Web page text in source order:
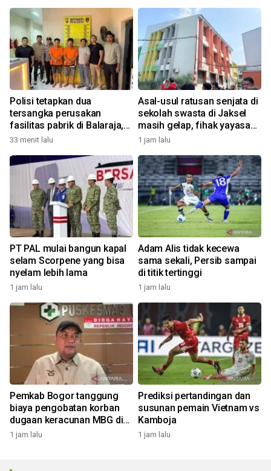
Polisi tetapkan dua
tersangka perusakan
fasilitas pabrik di Balaraja,
motifnya pun terkuak
33 menit lalu
Asal-usul ratusan senjata di
sekolah swasta di Jaksel
masih gelap, fihak yayasan
tak tahu
1 jam lalu
PT PAL mulai bangun kapal
selam Scorpene yang bisa
nyelam lebih lama
1 jam lalu
Adam Alis tidak kecewa
sama sekali, Persib sampai
di titik tertinggi
1 jam lalu
Pemkab Bogor tanggung
biaya pengobatan korban
dugaan keracunan MBG di
Dramaga
1 jam lalu
Prediksi pertandingan dan
susunan pemain Vietnam vs
Kamboja
1 jam lalu